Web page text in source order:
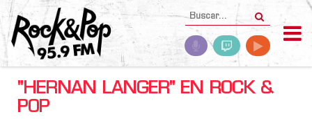
"HERNAN LANGER" EN ROCK &
POP